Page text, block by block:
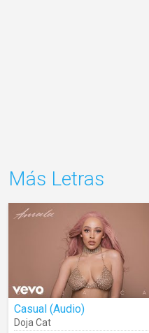
Más Letras
Casual (Audio)
Doja Cat